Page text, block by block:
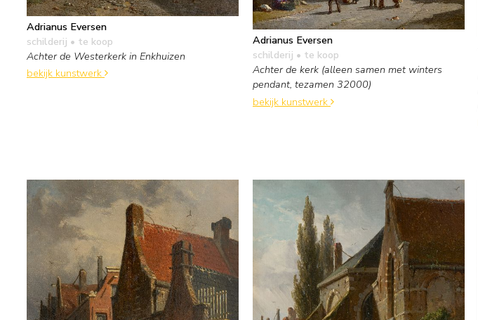
Adrianus Eversen
schilderij • te koop
Achter de Westerkerk in Enkhuizen
bekijk kunstwerk
Adrianus Eversen
schilderij • te koop
Achter de kerk (alleen samen met winters
pendant, tezamen 32000)
bekijk kunstwerk